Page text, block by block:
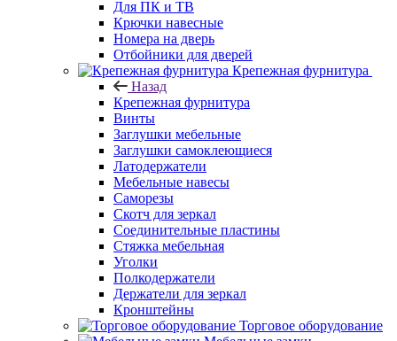
Для ПК и ТВ
Крючки навесные
Номера на дверь
Отбойники для дверей
Крепежная фурнитура
Назад
Крепежная фурнитура
Винты
Заглушки мебельные
Заглушки самоклеющиеся
Латодержатели
Мебельные навесы
Саморезы
Скотч для зеркал
Соединительные пластины
Стяжка мебельная
Уголки
Полкодержатели
Держатели для зеркал
Кронштейны
Торговое оборудование